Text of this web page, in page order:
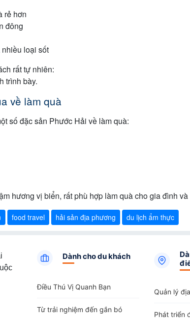
rẻ hơn
đông
loại sốt
rất tự nhiên:
trình bày.
về làm quà
số đặc sản Phước Hải về làm quà:
hương vị biển, rất phù hợp làm quà cho gia đình
food travel hải sản địa phương du lịch ẩm thực
Dành cho du khách
Điều Thú Vị Quanh Bạn
Từ trải nghiệm đến gắn bó
Quản lý
Phát triển